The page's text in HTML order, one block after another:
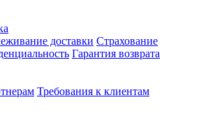
доставки Страхование
Гарантия возврата
Требования к клиентам